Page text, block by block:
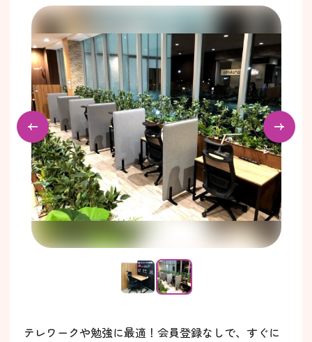
テレワークや勉強に最適！会員登録なしで、すぐに